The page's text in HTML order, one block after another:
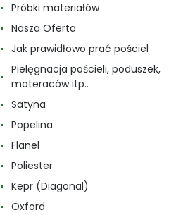
Próbki materiałów
Nasza Oferta
Jak prawidłowo prać pościel
Pielęgnacja pościeli, poduszek,
materaców itp..
Satyna
Popelina
Flanel
Poliester
Kepr (Diagonal)
Oxford